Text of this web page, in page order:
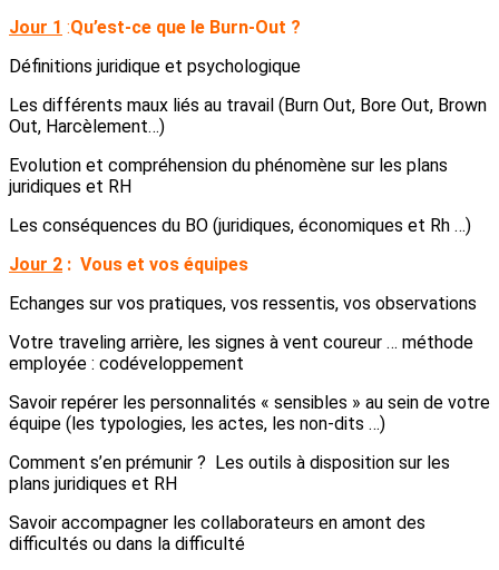
Jour 1 :Qu’est-ce que le Burn-Out ?
Définitions juridique et psychologique
Les différents maux liés au travail (Burn Out, Bore Out, Brown
Out, Harcèlement…)
Evolution et compréhension du phénomène sur les plans
juridiques et RH
Les conséquences du BO (juridiques, économiques et Rh …)
Jour 2 : Vous et vos équipes
Echanges sur vos pratiques, vos ressentis, vos observations
Votre traveling arrière, les signes à vent coureur … méthode
employée : codéveloppement
Savoir repérer les personnalités « sensibles » au sein de votre
équipe (les typologies, les actes, les non-dits …)
Comment s’en prémunir ? Les outils à disposition sur les
plans juridiques et RH
Savoir accompagner les collaborateurs en amont des
difficultés ou dans la difficulté